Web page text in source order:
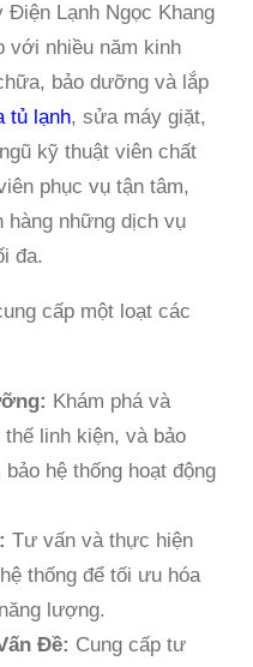
Điện Lạnh Ngọc Khang
với nhiều năm kinh
bảo dưỡng và lắp
tủ lạnh, sửa máy giặt,
kỹ thuật viên chất
phục vụ tận tâm,
hàng những dịch vụ
đa.
cấp một loạt các
Khám phá và
linh kiện, và bảo
hệ thống hoạt động
Tư vấn và thực hiện
thống để tối ưu hóa
lượng.
Đề: Cung cấp tư